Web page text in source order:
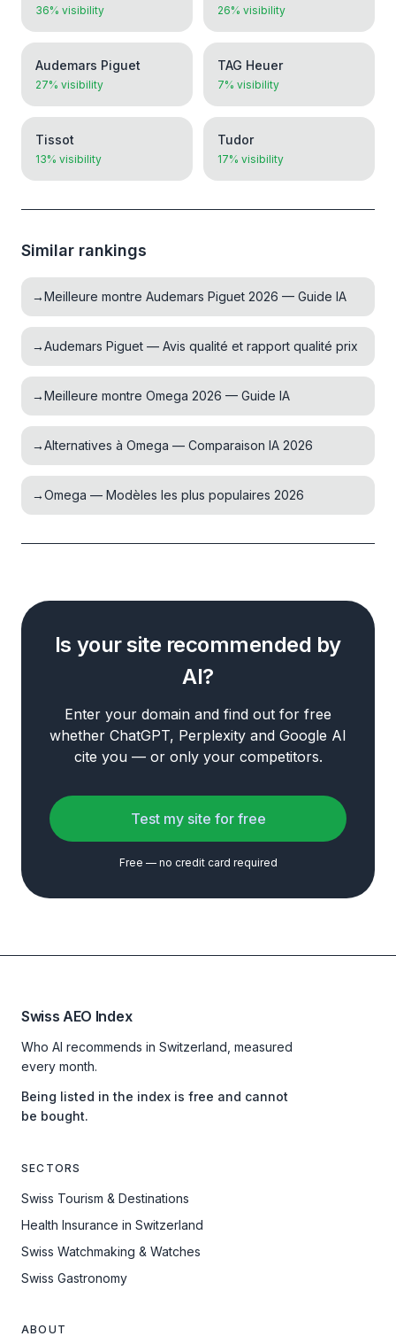
36% visibility 26% visibility
Audemars Piguet
27% visibility
TAG Heuer
7% visibility
Tissot
13% visibility
Tudor
17% visibility
Similar rankings
→Meilleure montre Audemars Piguet 2026 — Guide IA
→Audemars Piguet — Avis qualité et rapport qualité prix
→Meilleure montre Omega 2026 — Guide IA
→Alternatives à Omega — Comparaison IA 2026
→Omega — Modèles les plus populaires 2026
Is your site recommended by
AI?
Enter your domain and find out for free
whether ChatGPT, Perplexity and Google AI
cite you — or only your competitors.
Test my site for free
Free — no credit card required
Swiss AEO Index
Who AI recommends in Switzerland, measured
every month.
Being listed in the index is free and cannot
be bought.
SECTORS
Swiss Tourism & Destinations
Health Insurance in Switzerland
Swiss Watchmaking & Watches
Swiss Gastronomy
ABOUT